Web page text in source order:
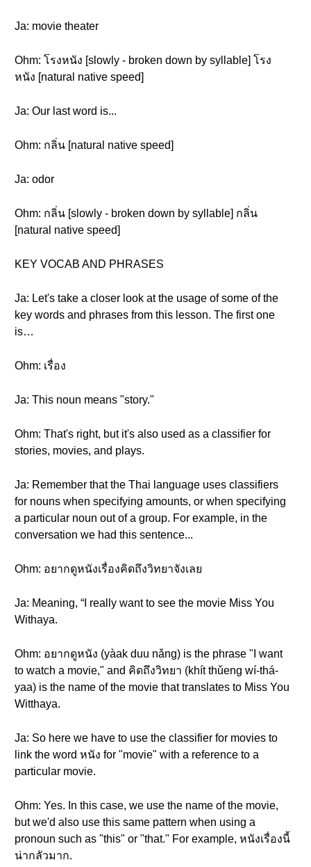
Ja: movie theater
Ohm: โรงหนัง [slowly - broken down by syllable] โรง
หนัง [natural native speed]
Ja: Our last word is...
Ohm: กลิ่น [natural native speed]
Ja: odor
Ohm: กลิ่น [slowly - broken down by syllable] กลิ่น
[natural native speed]
KEY VOCAB AND PHRASES
Ja: Let's take a closer look at the usage of some of the
key words and phrases from this lesson. The first one
is…
Ohm: เรื่อง
Ja: This noun means "story."
Ohm: That's right, but it's also used as a classifier for
stories, movies, and plays.
Ja: Remember that the Thai language uses classifiers
for nouns when specifying amounts, or when specifying
a particular noun out of a group. For example, in the
conversation we had this sentence...
Ohm: อยากดูหนังเรื่องคิดถึงวิทยาจังเลย
Ja: Meaning, “I really want to see the movie Miss You
Withaya.
Ohm: อยากดูหนัง (yàak duu nǎng) is the phrase "I want
to watch a movie," and คิดถึงวิทยา (khít thǔeng wí-thá-
yaa) is the name of the movie that translates to Miss You
Witthaya.
Ja: So here we have to use the classifier for movies to
link the word หนัง for "movie" with a reference to a
particular movie.
Ohm: Yes. In this case, we use the name of the movie,
but we'd also use this same pattern when using a
pronoun such as "this" or "that." For example, หนังเรื่องนี้
น่ากลัวมาก.